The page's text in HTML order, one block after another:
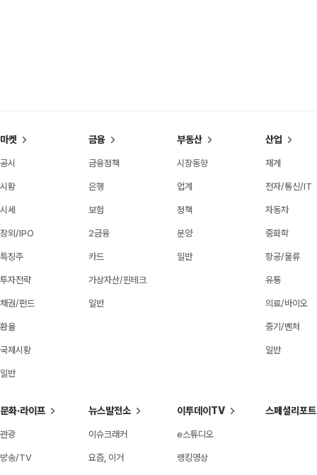
마켓
공시
시황
시세
장외/IPO
특징주
투자전략
채권/펀드
환율
국제시황
일반
금융
금융정책
은행
보험
2금융
카드
가상자산/핀테크
일반
부동산
시장동향
업계
정책
분양
일반
산업
재계
전자/통신/IT
자동차
중화학
항공/물류
유통
의료/바이오
중기/벤처
일반
문화·라이프
관광
방송/TV
뉴스발전소
이슈크래커
요즘, 이거
이투데이TV
e스튜디오
랭킹영상
스페셜리포트